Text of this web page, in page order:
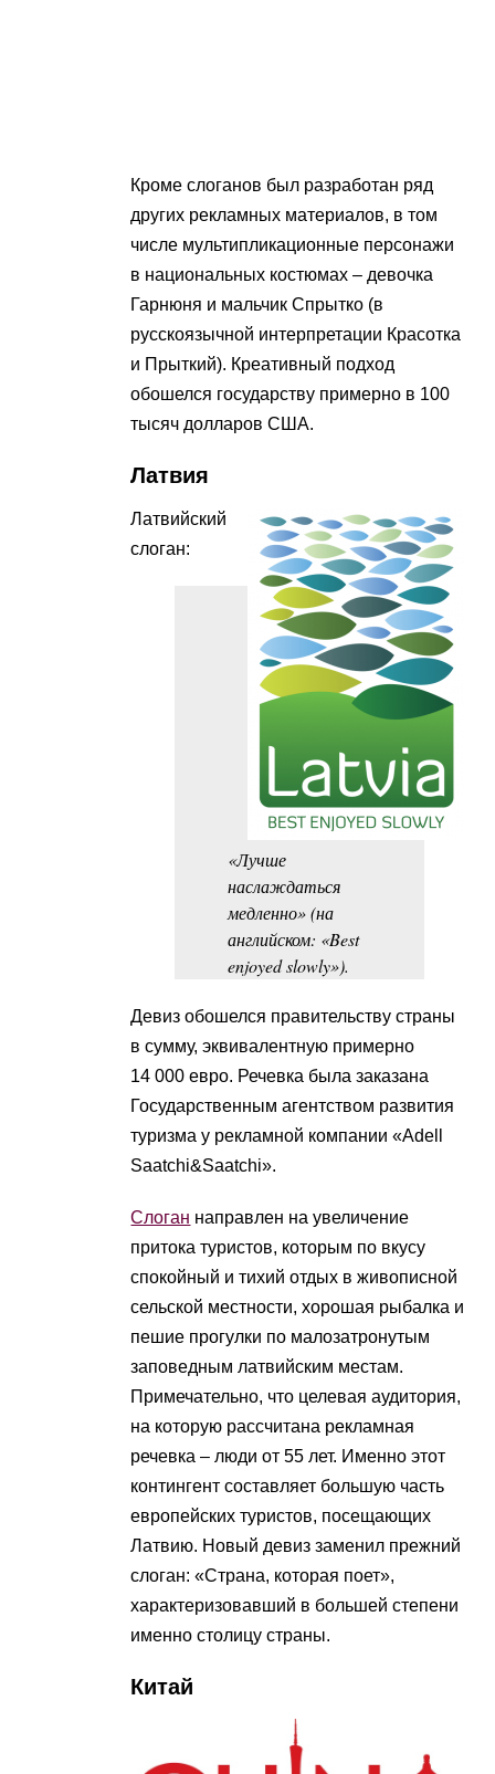
Кроме слоганов был разработан ряд
других рекламных материалов, в том
числе мультипликационные персонажи
в национальных костюмах – девочка
Гарнюня и мальчик Спрытко (в
русскоязычной интерпретации Красотка
и Прыткий). Креативный подход
обошелся государству примерно в 100
тысяч долларов США.
Латвия
Латвийский
слоган:
«Лучше
наслаждаться
медленно» (на
английском: «Best
enjoyed slowly»).
Девиз обошелся правительству страны
в сумму, эквивалентную примерно
14 000 евро. Речевка была заказана
Государственным агентством развития
туризма у рекламной компании «Adell
Saatchi&Saatchi».
Слоган направлен на увеличение
притока туристов, которым по вкусу
спокойный и тихий отдых в живописной
сельской местности, хорошая рыбалка и
пешие прогулки по малозатронутым
заповедным латвийским местам.
Примечательно, что целевая аудитория,
на которую рассчитана рекламная
речевка – люди от 55 лет. Именно этот
контингент составляет большую часть
европейских туристов, посещающих
Латвию. Новый девиз заменил прежний
слоган: «Страна, которая поет»,
характеризовавший в большей степени
именно столицу страны.
Китай